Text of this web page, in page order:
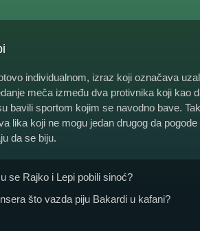
individualnom, izraz koji označava
meča između dva protivnika koji kao
bavili sportom kojim se navodno bave.
lika koji ne mogu jedan drugog da
da se biju.
se Rajko i Lepi pobili sinoć?
što vazda piju Bakardi u kafani?